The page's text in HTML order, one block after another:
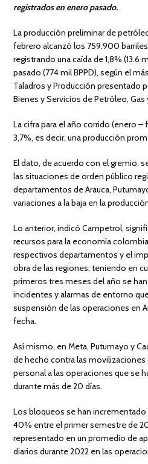
registrados en enero pasado.
La producción preliminar de
febrero alcanzó los 759.900
registrando una caída de 1,8% (13.6
pasado (774 mil BPPD), según el
Taladros y Producción presentado
Bienes y Servicios de Petróleo, Gas
La cifra para el año corrido (enero –
3,7%, es decir, una producción
El dato, de acuerdo con el gremio,
las situaciones de orden público
departamentos de Arauca,
variaciones a la baja en la
Lo anterior, indicó Campetrol,
recursos para la economía
respectivos departamentos y el
obra de las regiones; teniendo en
primeros tres meses del año se
incidentes y alarmas de entorno
suspensión de las operaciones en
fecha.
Así mismo, en Meta, Putumayo y
de hecho contra las
personal a las operaciones que se
durante más de 20 días.
Los bloqueos se han
40% entre el primer semestre de
representado en un promedio de
diarios durante 2022 en las